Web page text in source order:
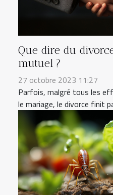
Que dire du
mutuel ?
27 octobre 2023 11:27
Parfois, malgré tous les
le mariage, le divorce finit